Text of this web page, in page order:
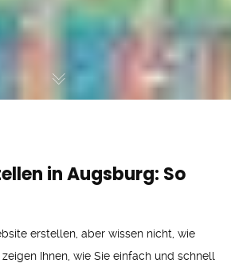
in Augsburg: So
erstellen, aber wissen nicht, wie
Ihnen, wie Sie einfach und schnell